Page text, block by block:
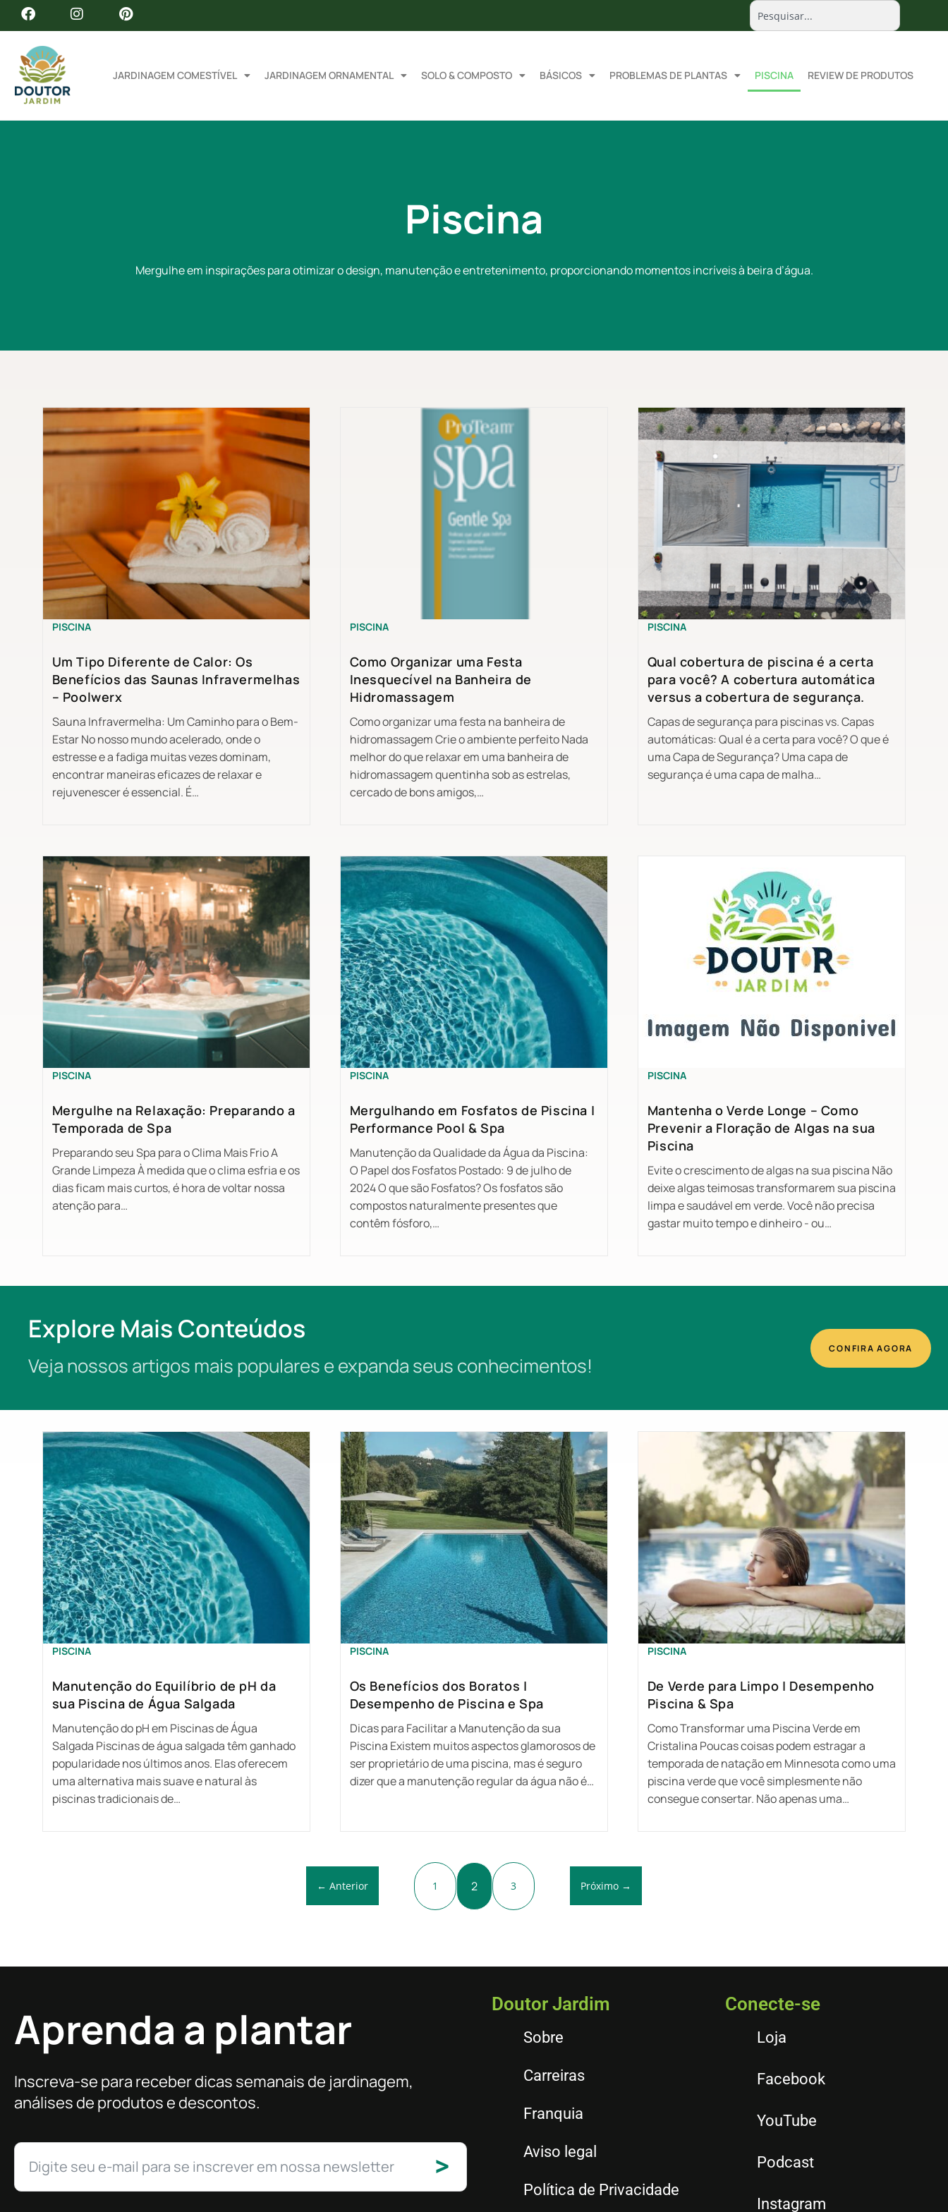
JARDINAGEM COMESTÍVEL JARDINAGEM ORNAMENTAL SOLO & COMPOSTO BÁSICOS PROBLEMAS DE PLANTAS PISCINA REVIEW DE PRODUTOS
Piscina
Mergulhe em inspirações para otimizar o design, manutenção e entretenimento, proporcionando momentos incríveis à beira d’água.
PISCINA
Um Tipo Diferente de Calor: Os
Benefícios das Saunas Infravermelhas
– Poolwerx
Sauna Infravermelha: Um Caminho para o Bem-
Estar No nosso mundo acelerado, onde o
estresse e a fadiga muitas vezes dominam,
encontrar maneiras eficazes de relaxar e
rejuvenescer é essencial. É…
PISCINA
Como Organizar uma Festa
Inesquecível na Banheira de
Hidromassagem
Como organizar uma festa na banheira de
hidromassagem Crie o ambiente perfeito Nada
melhor do que relaxar em uma banheira de
hidromassagem quentinha sob as estrelas,
cercado de bons amigos,…
PISCINA
Qual cobertura de piscina é a certa
para você? A cobertura automática
versus a cobertura de segurança.
Capas de segurança para piscinas vs. Capas
automáticas: Qual é a certa para você? O que é
uma Capa de Segurança? Uma capa de
segurança é uma capa de malha…
PISCINA
Mergulhe na Relaxação: Preparando a
Temporada de Spa
Preparando seu Spa para o Clima Mais Frio A
Grande Limpeza À medida que o clima esfria e os
dias ficam mais curtos, é hora de voltar nossa
atenção para…
PISCINA
Mergulhando em Fosfatos de Piscina |
Performance Pool & Spa
Manutenção da Qualidade da Água da Piscina:
O Papel dos Fosfatos Postado: 9 de julho de
2024 O que são Fosfatos? Os fosfatos são
compostos naturalmente presentes que
contêm fósforo,…
PISCINA
Mantenha o Verde Longe – Como
Prevenir a Floração de Algas na sua
Piscina
Evite o crescimento de algas na sua piscina Não
deixe algas teimosas transformarem sua piscina
limpa e saudável em verde. Você não precisa
gastar muito tempo e dinheiro - ou…
Explore Mais Conteúdos
Veja nossos artigos mais populares e expanda seus conhecimentos!
CONFIRA AGORA
PISCINA
Manutenção do Equilíbrio de pH da
sua Piscina de Água Salgada
Manutenção do pH em Piscinas de Água
Salgada Piscinas de água salgada têm ganhado
popularidade nos últimos anos. Elas oferecem
uma alternativa mais suave e natural às
piscinas tradicionais de…
PISCINA
Os Benefícios dos Boratos |
Desempenho de Piscina e Spa
Dicas para Facilitar a Manutenção da sua
Piscina Existem muitos aspectos glamorosos de
ser proprietário de uma piscina, mas é seguro
dizer que a manutenção regular da água não é…
PISCINA
De Verde para Limpo | Desempenho
Piscina & Spa
Como Transformar uma Piscina Verde em
Cristalina Poucas coisas podem estragar a
temporada de natação em Minnesota como uma
piscina verde que você simplesmente não
consegue consertar. Não apenas uma…
← Anterior 1 2 3 Próximo →
Aprenda a plantar
Inscreva-se para receber dicas semanais de jardinagem,
análises de produtos e descontos.
>
Doutor Jardim
Sobre
Carreiras
Franquia
Aviso legal
Política de Privacidade
Conecte-se
Loja
Facebook
YouTube
Podcast
Instagram